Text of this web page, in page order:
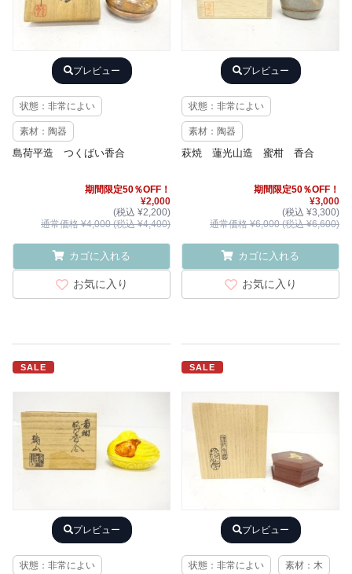
プレビュー
状態：非常によい
素材：陶器
島荷平造 つくばい香合
期間限定50％OFF！
¥2,000
(税込 ¥2,200)
通常価格 ¥4,000 (税込 ¥4,400)
カゴに入れる
お気に入り
プレビュー
状態：非常によい
素材：陶器
萩焼 蓮光山造 蜜柑 香合
期間限定50％OFF！
¥3,000
(税込 ¥3,300)
通常価格 ¥6,000 (税込 ¥6,600)
カゴに入れる
お気に入り
SALE
プレビュー
状態：非常によい
SALE
プレビュー
状態：非常によい 素材：木